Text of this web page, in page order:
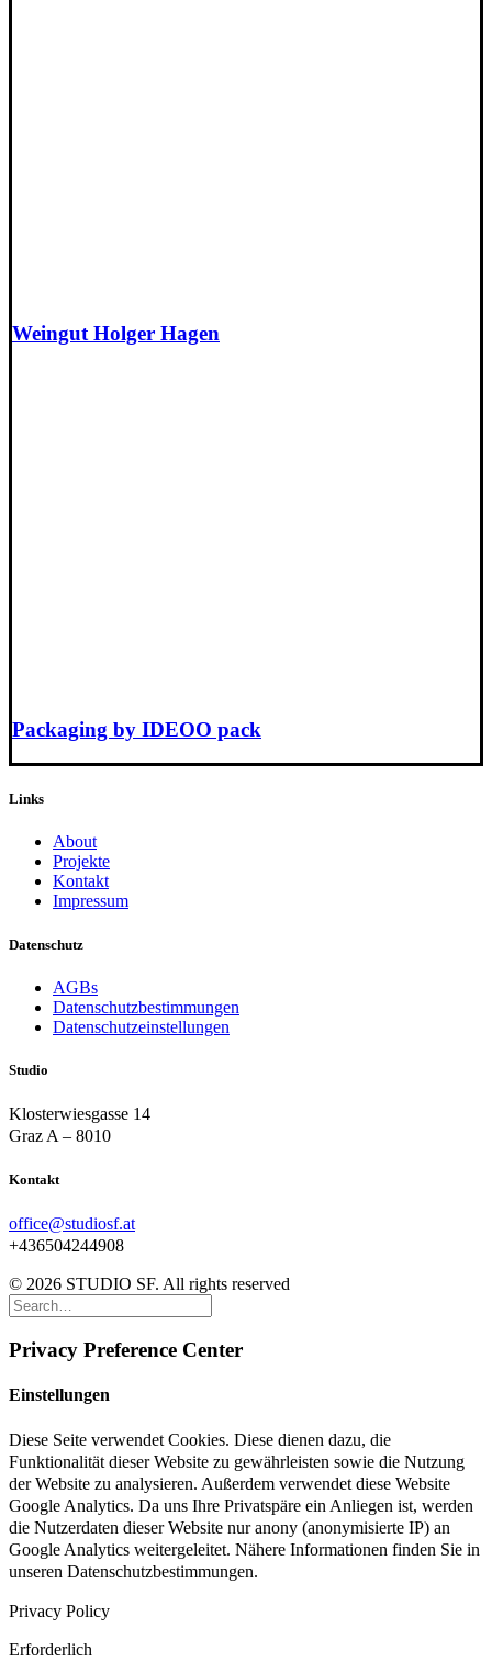
Weingut Holger Hagen
Packaging by IDEOO pack
Links
About
Projekte
Kontakt
Impressum
Datenschutz
AGBs
Datenschutzbestimmungen
Datenschutzeinstellungen
Studio
Klosterwiesgasse 14
Graz A – 8010
Kontakt
office@studiosf.at
+436504244908
© 2026 STUDIO SF. All rights reserved
Privacy Preference Center
Einstellungen
Diese Seite verwendet Cookies. Diese dienen dazu, die
Funktionalität dieser Website zu gewährleisten sowie die Nutzung
der Website zu analysieren. Außerdem verwendet diese Website
Google Analytics. Da uns Ihre Privatspäre ein Anliegen ist, werden
die Nutzerdaten dieser Website nur anony (anonymisierte IP) an
Google Analytics weitergeleitet. Nähere Informationen finden Sie in
unseren Datenschutzbestimmungen.
Privacy Policy
Erforderlich